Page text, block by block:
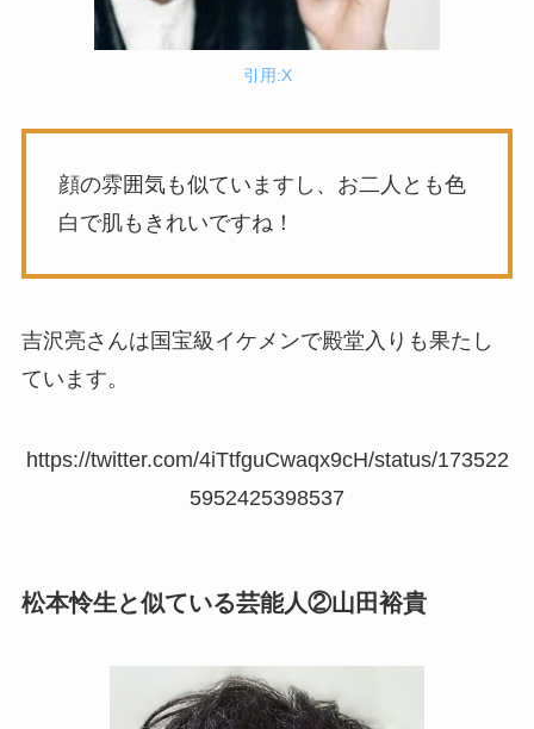
引用:X
顔の雰囲気も似ていますし、お二人とも色
白で肌もきれいですね！
吉沢亮さんは国宝級イケメンで殿堂入りも果たし
ています。
https://twitter.com/4iTtfguCwaqx9cH/status/173522
5952425398537
松本怜生と似ている芸能人②山田裕貴